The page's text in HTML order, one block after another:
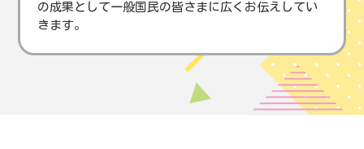
の成果として一般国民の皆さまに広くお伝えしてい
きます。